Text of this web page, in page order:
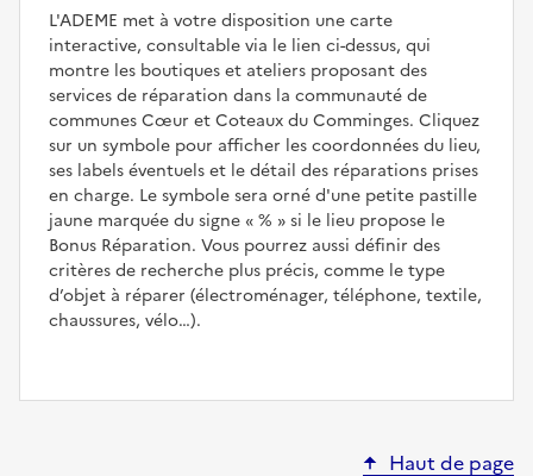
L'ADEME met à votre disposition une carte
interactive, consultable via le lien ci-dessus, qui
montre les boutiques et ateliers proposant des
services de réparation dans la communauté de
communes Cœur et Coteaux du Comminges. Cliquez
sur un symbole pour afficher les coordonnées du lieu,
ses labels éventuels et le détail des réparations prises
en charge. Le symbole sera orné d'une petite pastille
jaune marquée du signe
%
si le lieu propose le
Bonus Réparation. Vous pourrez aussi définir des
critères de recherche plus précis, comme le type
d’objet à réparer (électroménager, téléphone, textile,
chaussures, vélo…).
Haut de page